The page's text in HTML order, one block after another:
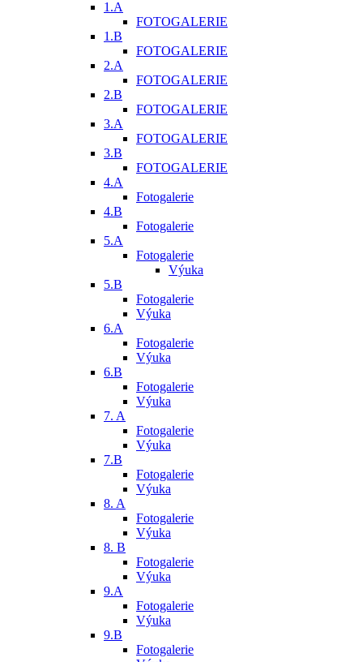
1.A
FOTOGALERIE
1.B
FOTOGALERIE
2.A
FOTOGALERIE
2.B
FOTOGALERIE
3.A
FOTOGALERIE
3.B
FOTOGALERIE
4.A
Fotogalerie
4.B
Fotogalerie
5.A
Fotogalerie
Výuka
5.B
Fotogalerie
Výuka
6.A
Fotogalerie
Výuka
6.B
Fotogalerie
Výuka
7. A
Fotogalerie
Výuka
7.B
Fotogalerie
Výuka
8. A
Fotogalerie
Výuka
8. B
Fotogalerie
Výuka
9.A
Fotogalerie
Výuka
9.B
Fotogalerie